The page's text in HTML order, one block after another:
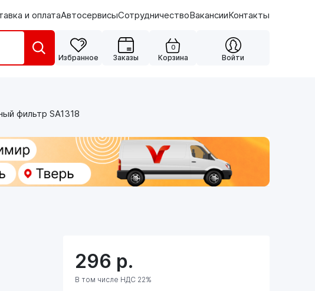
и оплатаАвтосервисыСотрудничествоВакансииКонтакты
Избранное Заказы
0
Корзина Войти
фильтр SA1318
296 р.
В том числе НДС 22%